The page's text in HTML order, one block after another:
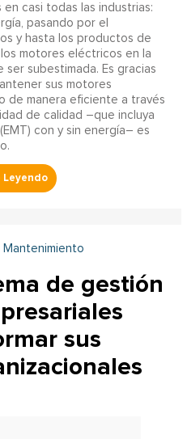
casi todas las industrias:
pasando por el
y hasta los productos de
motores eléctricos en la
subestimada. Es gracias
sus motores
de manera eficiente a través
de calidad –que incluya
con y sin energía– es
Mantenimiento
de gestión
sus